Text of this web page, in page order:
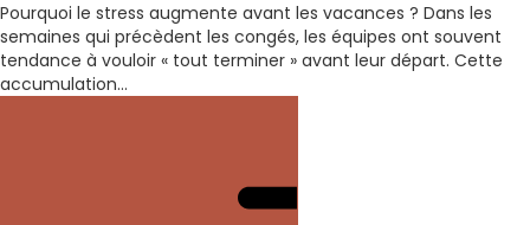
Pourquoi le stress augmente avant les vacances ? Dans les
semaines qui précèdent les congés, les équipes ont souvent
tendance à vouloir « tout terminer » avant leur départ. Cette
accumulation...